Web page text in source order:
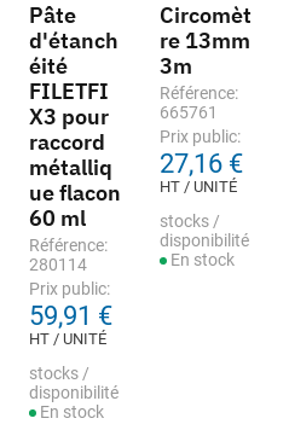
Pâte
d'étanch
éité
FILETFI
X3 pour
raccord
métalliq
ue flacon
60 ml
Référence:
280114
Prix public:
59,91 €
HT / UNITÉ
stocks /
disponibilité
En stock
Circomèt
re 13mm
3m
Référence:
665761
Prix public:
27,16 €
HT / UNITÉ
stocks /
disponibilité
En stock